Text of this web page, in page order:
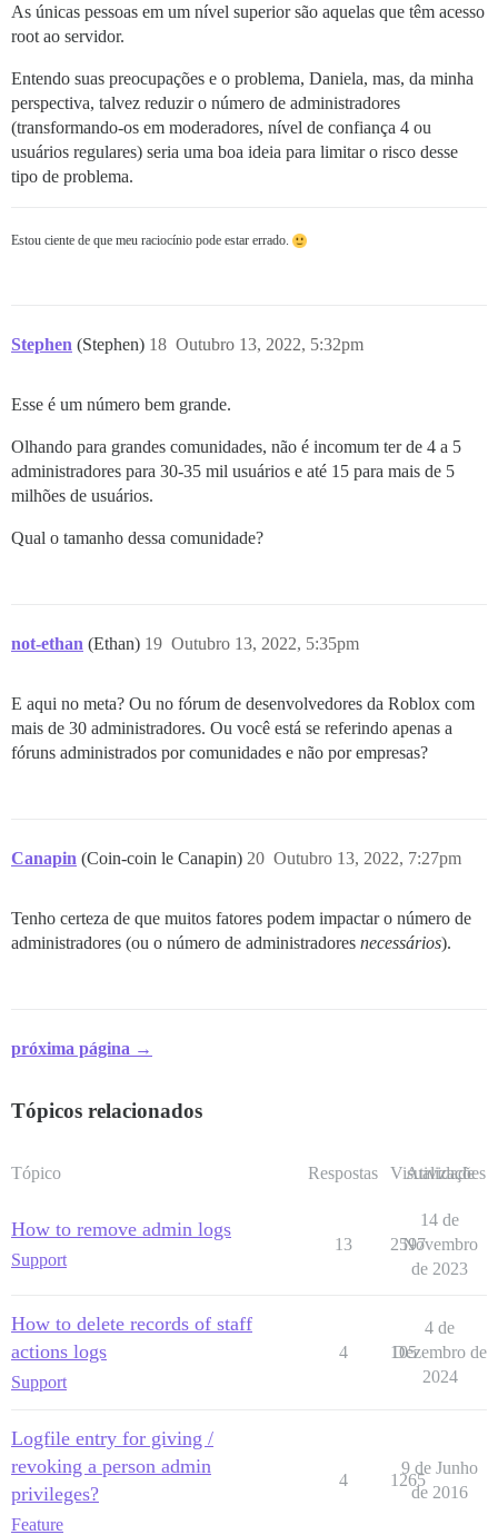
As únicas pessoas em um nível superior são aquelas que têm acesso
root ao servidor.
Entendo suas preocupações e o problema, Daniela, mas, da minha
perspectiva, talvez reduzir o número de administradores
(transformando-os em moderadores, nível de confiança 4 ou
usuários regulares) seria uma boa ideia para limitar o risco desse
tipo de problema.
Estou ciente de que meu raciocínio pode estar errado.
Stephen (Stephen) Outubro 13, 2022, 5:32pm
18
Esse é um número bem grande.
Olhando para grandes comunidades, não é incomum ter de 4 a 5
administradores para 30-35 mil usuários e até 15 para mais de 5
milhões de usuários.
Qual o tamanho dessa comunidade?
not-ethan (Ethan) Outubro 13, 2022, 5:35pm
19
E aqui no meta? Ou no fórum de desenvolvedores da Roblox com
mais de 30 administradores. Ou você está se referindo apenas a
fóruns administrados por comunidades e não por empresas?
Canapin (Coin-coin le Canapin) Outubro 13, 2022, 7:27pm
20
Tenho certeza de que muitos fatores podem impactar o número de
administradores (ou o número de administradores necessários).
próxima página →
Tópicos relacionados
Tópico Respostas Visualizações
Atividade
How to remove admin logs
Support
13 2597
14 de
Novembro
de 2023
How to delete records of staff
actions logs
Support
4 105
4 de
Dezembro de
2024
Logfile entry for giving /
revoking a person admin
privileges?
Feature
4 1265
9 de Junho
de 2016